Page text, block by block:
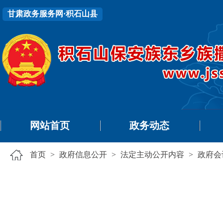
甘肃政务服务网·积石山县
网站首页 政务动态
首页 > 政府信息公开 > 法定主动公开内容 > 政府会